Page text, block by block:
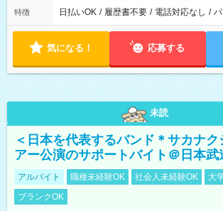
特徴 日払いOK / 履歴書不要 / 電話対応なし /
気になる！ 応募する
未読
＜日本を代表するバンド＊サカナク
アー公演のサポートバイト＠日本武
アルバイト 職種未経験OK 社会人未経験OK
大
ブランクOK